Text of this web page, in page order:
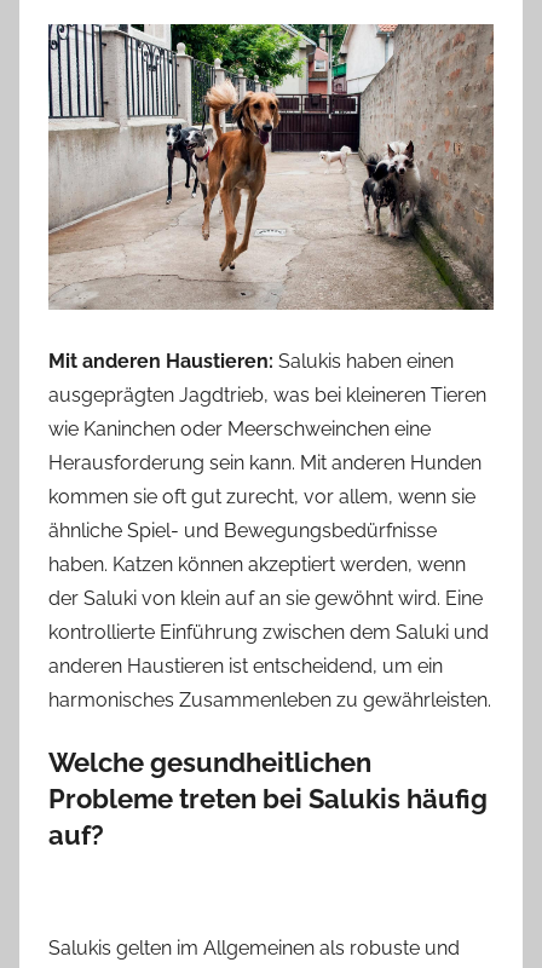
Mit anderen Haustieren: Salukis haben einen
ausgeprägten Jagdtrieb, was bei kleineren Tieren
wie Kaninchen oder Meerschweinchen eine
Herausforderung sein kann. Mit anderen Hunden
kommen sie oft gut zurecht, vor allem, wenn sie
ähnliche Spiel- und Bewegungsbedürfnisse
haben. Katzen können akzeptiert werden, wenn
der Saluki von klein auf an sie gewöhnt wird. Eine
kontrollierte Einführung zwischen dem Saluki und
anderen Haustieren ist entscheidend, um ein
harmonisches Zusammenleben zu gewährleisten.
Welche gesundheitlichen
Probleme treten bei Salukis häufig
auf?
Salukis gelten im Allgemeinen als robuste und